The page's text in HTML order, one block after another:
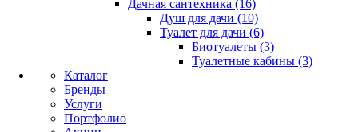
Дачная сантехника (16)
Душ для дачи (10)
Туалет для дачи (6)
Биотуалеты (3)
Туалетные кабины (3)
Каталог
Бренды
Услуги
Портфолио